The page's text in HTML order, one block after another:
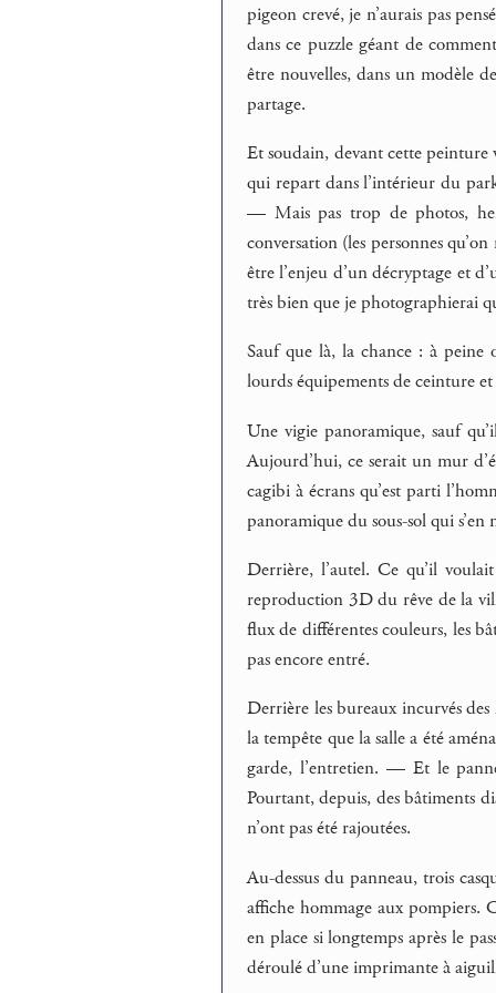
pigeon crevé, je n’aurais pas
dans ce puzzle géant de
être nouvelles, dans un modèle
partage.
Et soudain, devant cette
qui repart dans l’intérieur du
— Mais pas trop de photos,
conversation (les personnes
être l’enjeu d’un décryptage et
très bien que je photographierai
Sauf que là, la chance : à peine
lourds équipements de ceinture et
Une vigie panoramique, sauf
Aujourd’hui, ce serait un mur
cagibi à écrans qu’est parti
panoramique du sous-sol qui s’en
Derrière, l’autel. Ce qu’il
reproduction 3D du rêve de la
flux de différentes couleurs, les
pas encore entré.
Derrière les bureaux incurvés
la tempête que la salle a été
garde, l’entretien. — Et le
Pourtant, depuis, des bâtiments
n’ont pas été rajoutées.
Au-dessus du panneau, trois
affiche hommage aux pompiers.
en place si longtemps après le
déroulé d’une imprimante à